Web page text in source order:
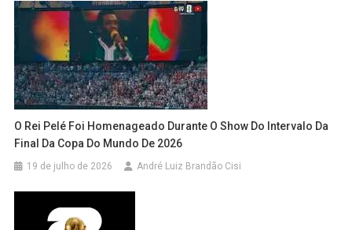
O Rei Pelé Foi Homenageado Durante O Show Do Intervalo Da
Final Da Copa Do Mundo De 2026
19 de julho de 2026 André Luiz Brandão Cisi